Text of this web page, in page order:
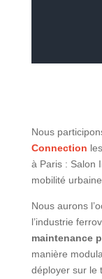
Nous
Connection
à Paris : Salon
mobilité urbaine.
Nous aurons
l’industrie
maintenance
manière
déployer sur le